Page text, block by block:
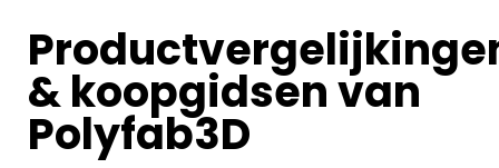
& koopgidsen van
Polyfab3D